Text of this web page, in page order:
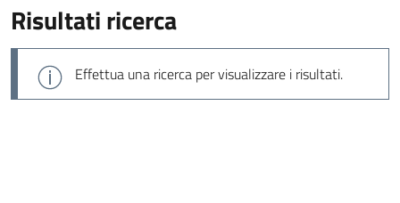
Risultati ricerca
Effettua una ricerca per visualizzare i risultati.